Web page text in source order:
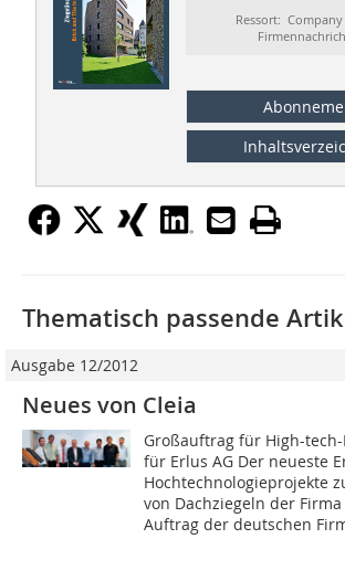
Ressort:
Thematisch passende
Ausgabe 12/2012
Neues von Cleia
Großauftrag für High-
für Erlus AG Der neueste
Hochtechnologieprojekte
von Dachziegeln der
Auftrag der deutschen